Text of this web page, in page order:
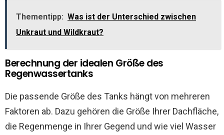
Thementipp: Was ist der Unterschied zwischen
Unkraut und Wildkraut?
Berechnung der idealen Größe des
Regenwassertanks
Die passende Größe des Tanks hängt von mehreren
Faktoren ab. Dazu gehören die Größe Ihrer Dachfläche,
die Regenmenge in Ihrer Gegend und wie viel Wasser